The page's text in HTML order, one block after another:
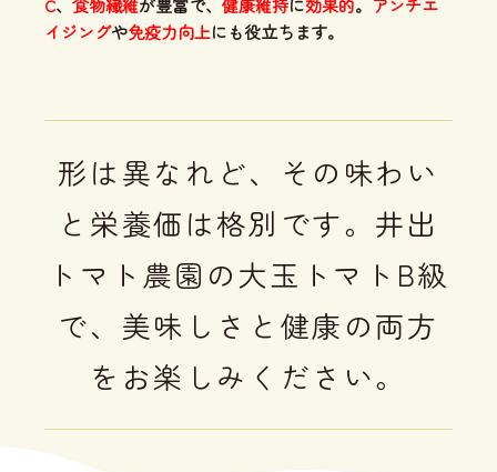
イジングや免疫力向上にも役立ちます。
形は異なれど、その味わい
と栄養価は格別です。井出
トマト農園の大玉トマトB級
で、美味しさと健康の両方
をお楽しみください。